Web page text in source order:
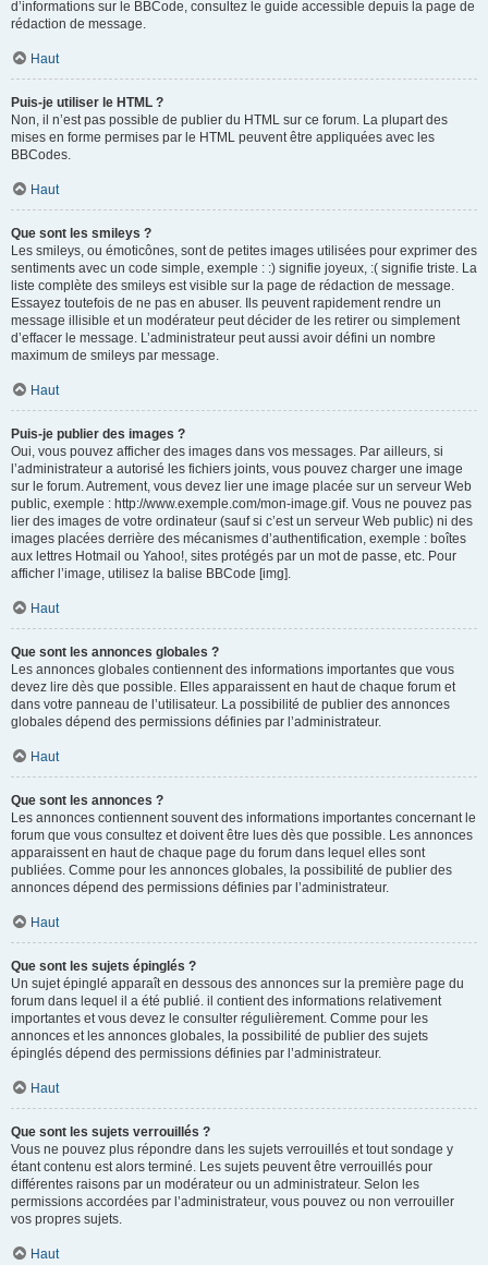
d’informations sur le BBCode, consultez le guide accessible depuis la page de
rédaction de message.
Haut
Puis-je utiliser le HTML ?
Non, il n’est pas possible de publier du HTML sur ce forum. La plupart des
mises en forme permises par le HTML peuvent être appliquées avec les
BBCodes.
Haut
Que sont les smileys ?
Les smileys, ou émoticônes, sont de petites images utilisées pour exprimer des
sentiments avec un code simple, exemple : :) signifie joyeux, :( signifie triste. La
liste complète des smileys est visible sur la page de rédaction de message.
Essayez toutefois de ne pas en abuser. Ils peuvent rapidement rendre un
message illisible et un modérateur peut décider de les retirer ou simplement
d’effacer le message. L’administrateur peut aussi avoir défini un nombre
maximum de smileys par message.
Haut
Puis-je publier des images ?
Oui, vous pouvez afficher des images dans vos messages. Par ailleurs, si
l’administrateur a autorisé les fichiers joints, vous pouvez charger une image
sur le forum. Autrement, vous devez lier une image placée sur un serveur Web
public, exemple : http://www.exemple.com/mon-image.gif. Vous ne pouvez pas
lier des images de votre ordinateur (sauf si c’est un serveur Web public) ni des
images placées derrière des mécanismes d’authentification, exemple : boîtes
aux lettres Hotmail ou Yahoo!, sites protégés par un mot de passe, etc. Pour
afficher l’image, utilisez la balise BBCode [img].
Haut
Que sont les annonces globales ?
Les annonces globales contiennent des informations importantes que vous
devez lire dès que possible. Elles apparaissent en haut de chaque forum et
dans votre panneau de l’utilisateur. La possibilité de publier des annonces
globales dépend des permissions définies par l’administrateur.
Haut
Que sont les annonces ?
Les annonces contiennent souvent des informations importantes concernant le
forum que vous consultez et doivent être lues dès que possible. Les annonces
apparaissent en haut de chaque page du forum dans lequel elles sont
publiées. Comme pour les annonces globales, la possibilité de publier des
annonces dépend des permissions définies par l’administrateur.
Haut
Que sont les sujets épinglés ?
Un sujet épinglé apparaît en dessous des annonces sur la première page du
forum dans lequel il a été publié. il contient des informations relativement
importantes et vous devez le consulter régulièrement. Comme pour les
annonces et les annonces globales, la possibilité de publier des sujets
épinglés dépend des permissions définies par l’administrateur.
Haut
Que sont les sujets verrouillés ?
Vous ne pouvez plus répondre dans les sujets verrouillés et tout sondage y
étant contenu est alors terminé. Les sujets peuvent être verrouillés pour
différentes raisons par un modérateur ou un administrateur. Selon les
permissions accordées par l’administrateur, vous pouvez ou non verrouiller
vos propres sujets.
Haut